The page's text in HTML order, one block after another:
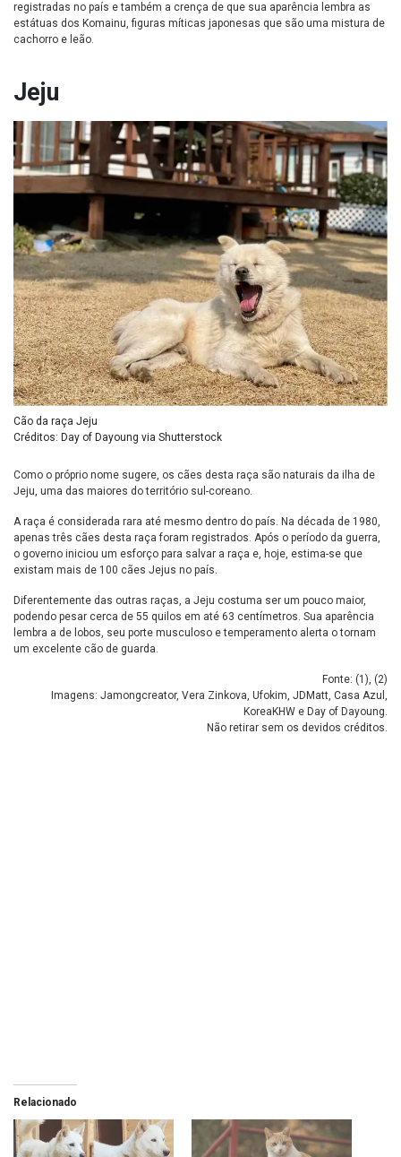
registradas no país e também a crença de que sua aparência lembra as
estátuas dos Komainu, figuras míticas japonesas que são uma mistura de
cachorro e leão.
Jeju
Cão da raça Jeju
Créditos: Day of Dayoung via Shutterstock
Como o próprio nome sugere, os cães desta raça são naturais da ilha de
Jeju, uma das maiores do território sul-coreano.
A raça é considerada rara até mesmo dentro do país. Na década de 1980,
apenas três cães desta raça foram registrados. Após o período da guerra,
o governo iniciou um esforço para salvar a raça e, hoje, estima-se que
existam mais de 100 cães Jejus no país.
Diferentemente das outras raças, a Jeju costuma ser um pouco maior,
podendo pesar cerca de 55 quilos em até 63 centímetros. Sua aparência
lembra a de lobos, seu porte musculoso e temperamento alerta o tornam
um excelente cão de guarda.
Fonte: (1 ), (2)
Imagens: Jamongcreator, Vera Zinkova, Ufokim, JDMatt, Casa Azul,
KoreaKHW e Day of Dayoung.
Não retirar sem os devidos créditos.
Relacionado